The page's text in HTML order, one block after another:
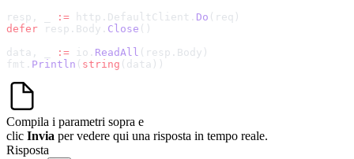
resp, _
:= http.DefaultClient. Do (req)
defer resp.Body. Close ()
data, _
:= io. ReadAll (resp.Body)
fmt. Println ( string (data))
Compila i parametri sopra e
clic Invia per vedere qui una risposta in tempo reale.
Risposta